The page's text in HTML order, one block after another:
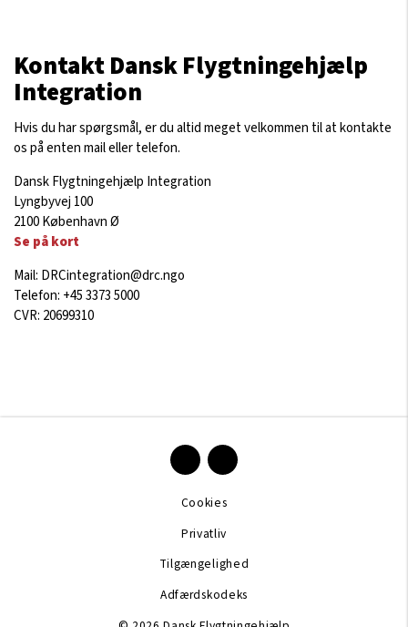
Kontakt Dansk Flygtningehjælp
Integration
Hvis du har spørgsmål, er du altid meget velkommen til at kontakte
os på enten mail eller telefon.
Dansk Flygtningehjælp Integration
Lyngbyvej 100
2100 København Ø
Se på kort
Mail: DRCintegration@drc.ngo
Telefon: +45 3373 5000
CVR: 20699310
Cookies
Privatliv
Tilgængelighed
Adfærdskodeks